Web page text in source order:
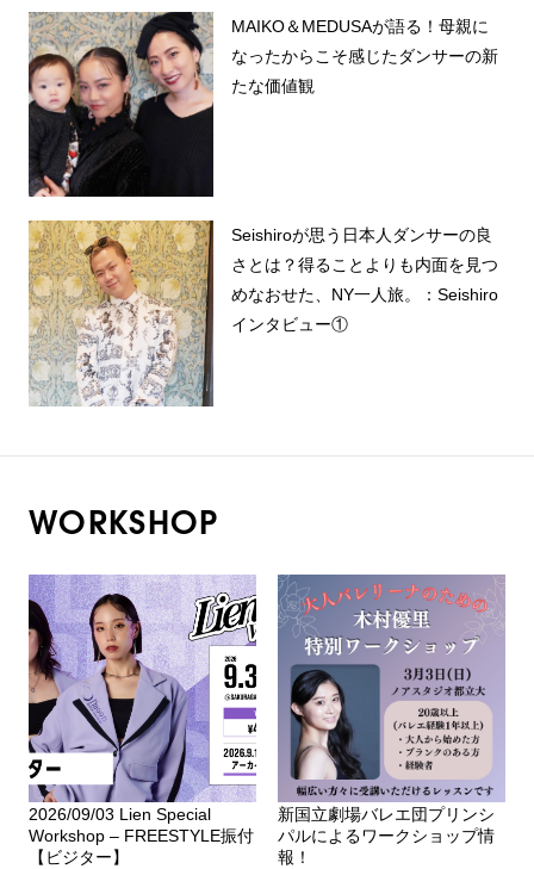
MAIKO＆MEDUSAが語る！母親に
なったからこそ感じたダンサーの新
たな価値観
Seishiroが思う日本人ダンサーの良
さとは？得ることよりも内面を見つ
めなおせた、NY一人旅。：Seishiro
インタビュー①
WORKSHOP
2026/09/03 Lien Special
Workshop – FREESTYLE振付
【ビジター】
新国立劇場バレエ団プリンシ
パルによるワークショップ情
報！